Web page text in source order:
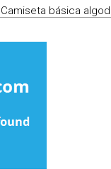
Camiseta básica